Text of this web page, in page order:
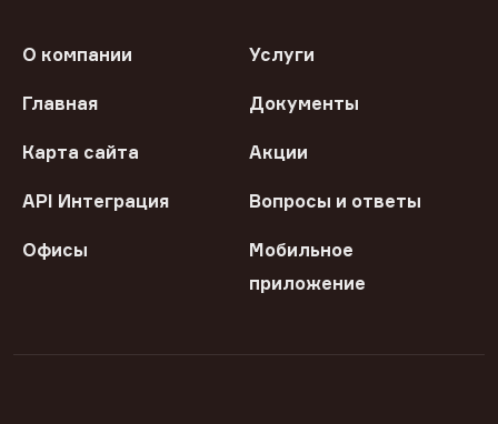
О компании Услуги
Главная Документы
Карта сайта Акции
API Интеграция Вопросы и ответы
Офисы
Мобильное
приложение